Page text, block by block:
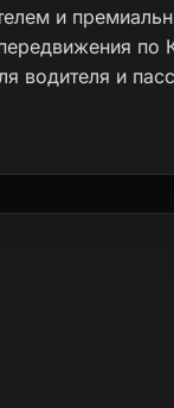
и
водителя и